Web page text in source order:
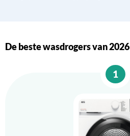
De beste wasdrogers van 2026
1